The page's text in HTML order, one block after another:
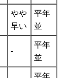
やや
早い
平年
並
-
平年
並
平年